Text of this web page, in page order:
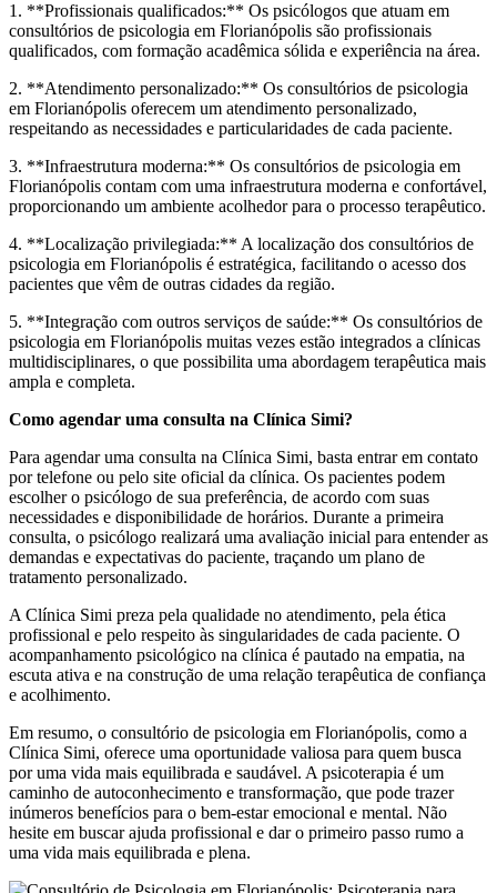
1. **Profissionais qualificados:** Os psicólogos que atuam em
consultórios de psicologia em Florianópolis são profissionais
qualificados, com formação acadêmica sólida e experiência na área.
2. **Atendimento personalizado:** Os consultórios de psicologia
em Florianópolis oferecem um atendimento personalizado,
respeitando as necessidades e particularidades de cada paciente.
3. **Infraestrutura moderna:** Os consultórios de psicologia em
Florianópolis contam com uma infraestrutura moderna e confortável,
proporcionando um ambiente acolhedor para o processo terapêutico.
4. **Localização privilegiada:** A localização dos consultórios de
psicologia em Florianópolis é estratégica, facilitando o acesso dos
pacientes que vêm de outras cidades da região.
5. **Integração com outros serviços de saúde:** Os consultórios de
psicologia em Florianópolis muitas vezes estão integrados a clínicas
multidisciplinares, o que possibilita uma abordagem terapêutica mais
ampla e completa.
Como agendar uma consulta na Clínica Simi?
Para agendar uma consulta na Clínica Simi, basta entrar em contato
por telefone ou pelo site oficial da clínica. Os pacientes podem
escolher o psicólogo de sua preferência, de acordo com suas
necessidades e disponibilidade de horários. Durante a primeira
consulta, o psicólogo realizará uma avaliação inicial para entender as
demandas e expectativas do paciente, traçando um plano de
tratamento personalizado.
A Clínica Simi preza pela qualidade no atendimento, pela ética
profissional e pelo respeito às singularidades de cada paciente. O
acompanhamento psicológico na clínica é pautado na empatia, na
escuta ativa e na construção de uma relação terapêutica de confiança
e acolhimento.
Em resumo, o consultório de psicologia em Florianópolis, como a
Clínica Simi, oferece uma oportunidade valiosa para quem busca
por uma vida mais equilibrada e saudável. A psicoterapia é um
caminho de autoconhecimento e transformação, que pode trazer
inúmeros benefícios para o bem-estar emocional e mental. Não
hesite em buscar ajuda profissional e dar o primeiro passo rumo a
uma vida mais equilibrada e plena.